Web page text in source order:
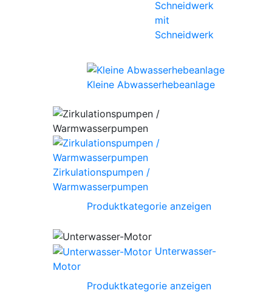
mit
Schneidwerk
Kleine Abwasserhebeanlage
Zirkulationspumpen /
Warmwasserpumpen
Produktkategorie anzeigen
Unterwasser-
Motor
Produktkategorie anzeigen